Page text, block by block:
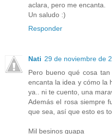
aclara, pero me encanta.
Un saludo :)
Responder
Nati 29 de noviembre de
Pero bueno qué cosa
encanta la idea y cómo la
ya.. ni te cuento, una
Además el rosa siempre
que sea, así que esto es
Mil besinos guapa